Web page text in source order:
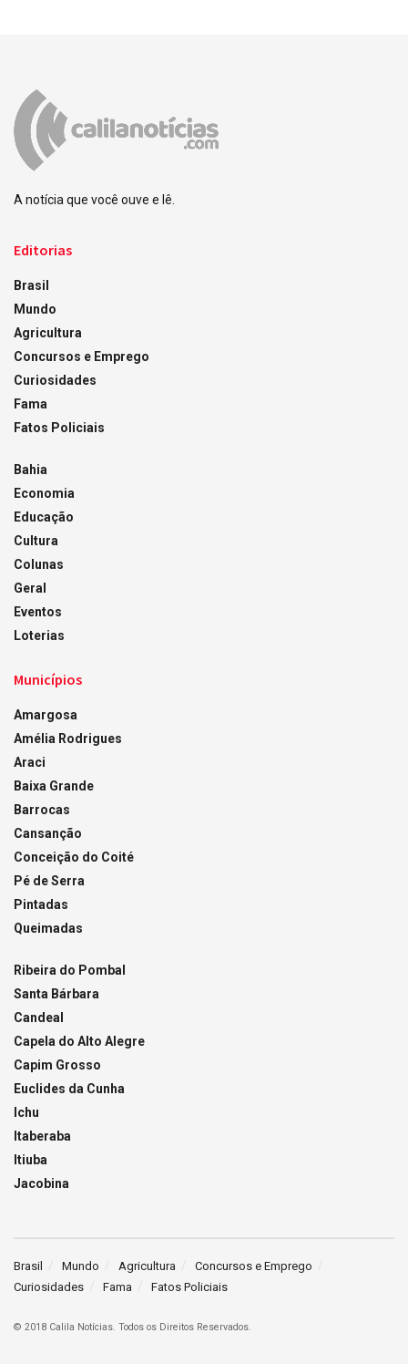
A notícia que você ouve e lê.
Editorias
Brasil
Mundo
Agricultura
Concursos e Emprego
Curiosidades
Fama
Fatos Policiais
Bahia
Economia
Educação
Cultura
Colunas
Geral
Eventos
Loterias
Municípios
Amargosa
Amélia Rodrigues
Araci
Baixa Grande
Barrocas
Cansanção
Conceição do Coité
Pé de Serra
Pintadas
Queimadas
Ribeira do Pombal
Santa Bárbara
Candeal
Capela do Alto Alegre
Capim Grosso
Euclides da Cunha
Ichu
Itaberaba
Itiuba
Jacobina
Brasil Mundo Agricultura
Concursos e Emprego
Curiosidades
Fama Fatos Policiais
© 2018 Calila Notícias. Todos os Direitos Reservados.